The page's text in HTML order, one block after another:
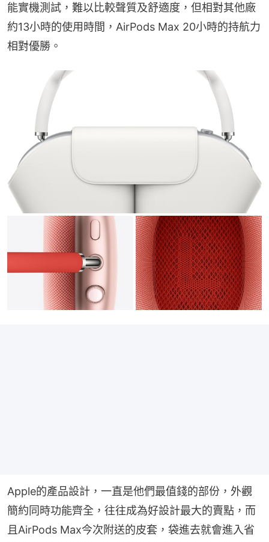
能實機測試，難以比較聲質及舒適度，但相對其他廠
約13小時的使用時間，AirPods Max 20小時的持航力
相對優勝。
Apple的產品設計，一直是他們最值錢的部份，外觀
簡約同時功能齊全，往往成為好設計最大的賣點，而
且AirPods Max今次附送的皮套，袋進去就會進入省